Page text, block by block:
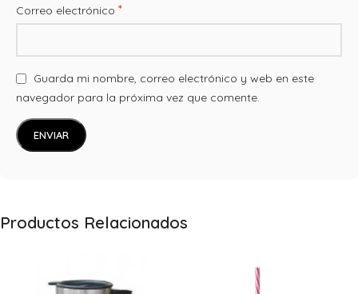
Correo electrónico *
Guarda mi nombre, correo electrónico y web en este
navegador para la próxima vez que comente.
Productos Relacionados